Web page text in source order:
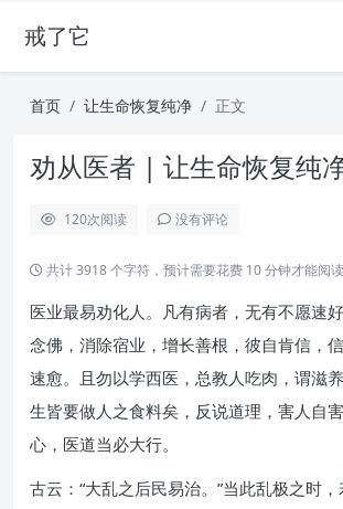
戒了它
首页 让生命恢复纯净 正文
劝从医者 | 让生命恢复纯
120次阅读 没有评论
共计 3918 个字符，预计需要花费 10 分钟才能阅读
医业最易劝化人。凡有病者，无有不愿速
念佛，消除宿业，增长善根，彼自肯信，
速愈。且勿以学西医，总教人吃肉，谓滋
生皆要做人之食料矣，反说道理，害人自
心，医道当必大行。
古云：“大乱之后民易治。”当此乱极之时